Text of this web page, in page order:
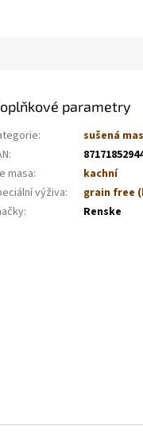
parametry
:
sušená
:
masa:
kachní
výživa:
grain free
: Renske